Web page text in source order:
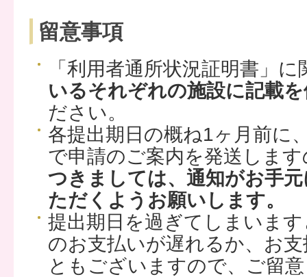
留意事項
「利用者通所状況証明書」
いるそれぞれの施設に記載
ださい。
各提出期日の概ね1ヶ月前に
で申請のご案内を発送しま
つきましては、通知がお手
ただくようお願いします。
提出期日を過ぎてしまいま
のお支払いが遅れるか、お
ともございますので、ご留